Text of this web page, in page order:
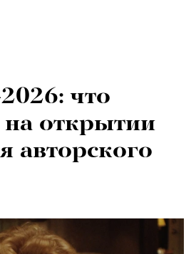
что
на открытии
авторского